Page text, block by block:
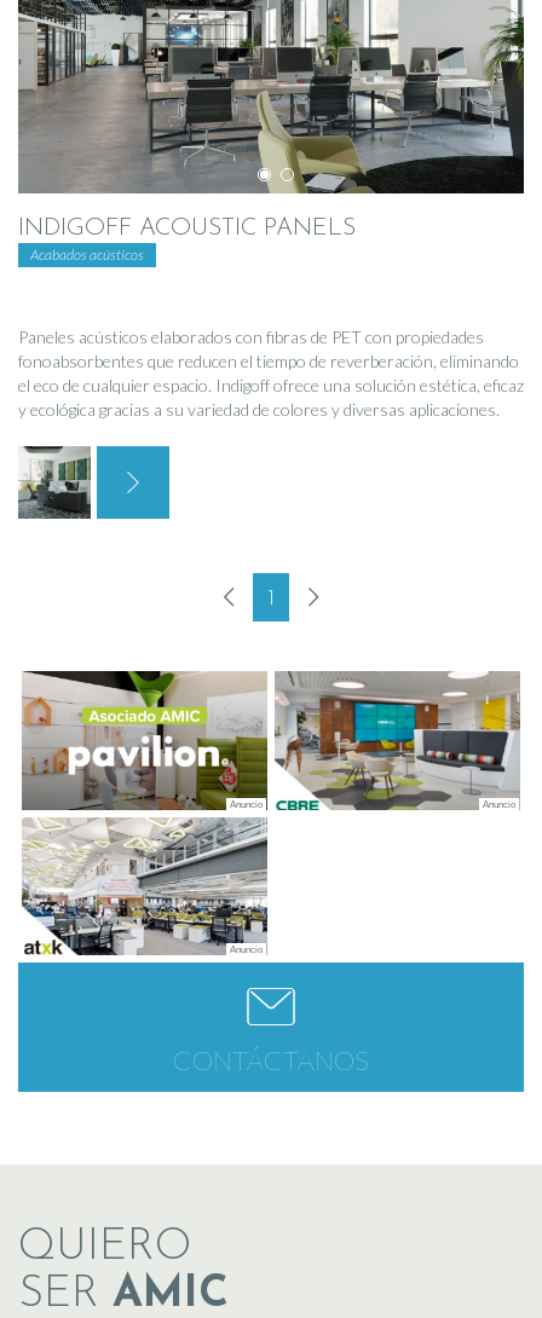
INDIGOFF ACOUSTIC PANELS
Acabados acústicos
Paneles acústicos elaborados con fibras de PET con propiedades
fonoabsorbentes que reducen el tiempo de reverberación, eliminando
el eco de cualquier espacio. Indigoff ofrece una solución estética, eficaz
y ecológica gracias a su variedad de colores y diversas aplicaciones.
1
CONTÁCTANOS
QUIERO
SER AMIC